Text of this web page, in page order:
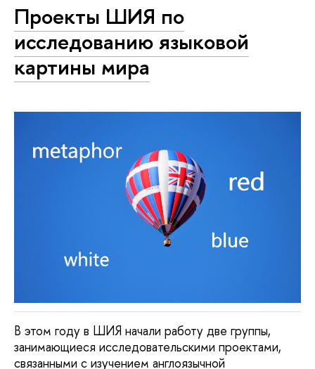
Проекты ШИЯ по
исследованию языковой
картины мира
В этом году в ШИЯ начали работу две группы,
занимающиеся исследовательскими проектами,
связанными с изучением англоязычной